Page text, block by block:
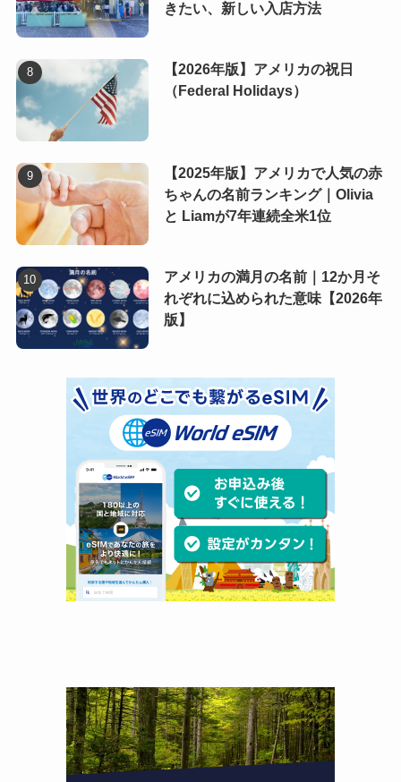
きたい、新しい入店方法
【2026年版】アメリカの祝日
（Federal Holidays）
【2025年版】アメリカで人気の赤
ちゃんの名前ランキング｜Olivia
と Liamが7年連続全米1位
アメリカの満月の名前｜12か月そ
れぞれに込められた意味【2026年
版】